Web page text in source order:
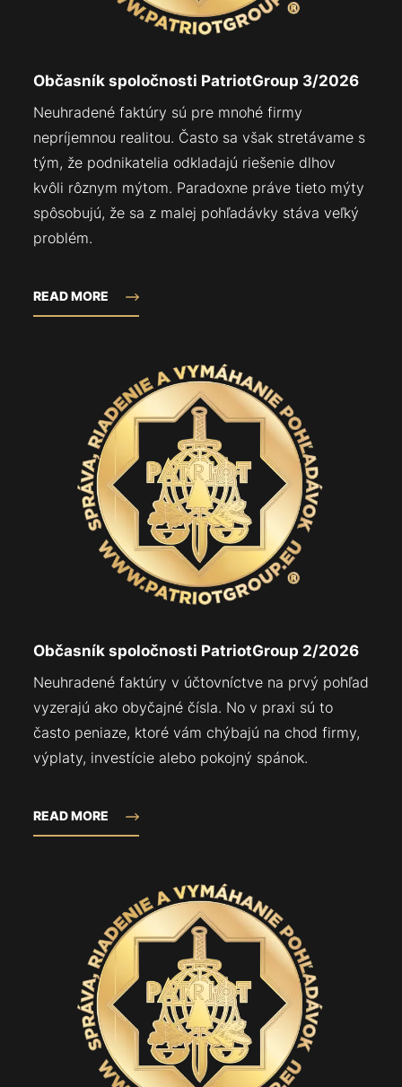
Občasník spoločnosti PatriotGroup 3/2026
Neuhradené faktúry sú pre mnohé firmy
nepríjemnou realitou. Často sa však stretávame s
tým, že podnikatelia odkladajú riešenie dlhov
kvôli rôznym mýtom. Paradoxne práve tieto mýty
spôsobujú, že sa z malej pohľadávky stáva veľký
problém.
READ MORE
Občasník spoločnosti PatriotGroup 2/2026
Neuhradené faktúry v účtovníctve na prvý pohľad
vyzerajú ako obyčajné čísla. No v praxi sú to
často peniaze, ktoré vám chýbajú na chod firmy,
výplaty, investície alebo pokojný spánok.
READ MORE